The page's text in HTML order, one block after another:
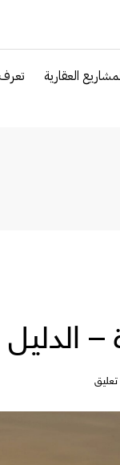
العقارية